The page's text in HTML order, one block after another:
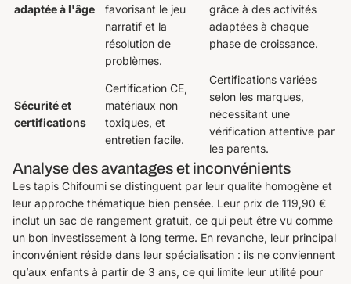
adaptée à l'âge
favorisant le jeu
narratif et la
résolution de
problèmes.
grâce à des activités
adaptées à chaque
phase de croissance.
Sécurité et
certifications
Certification CE,
matériaux non
toxiques, et
entretien facile.
Certifications variées
selon les marques,
nécessitant une
vérification attentive par
les parents.
Analyse des avantages et inconvénients
Les tapis Chifoumi se distinguent par leur qualité homogène et
leur approche thématique bien pensée. Leur prix de 119,90 €
inclut un sac de rangement gratuit, ce qui peut être vu comme
un bon investissement à long terme. En revanche, leur principal
inconvénient réside dans leur spécialisation : ils ne conviennent
qu’aux enfants à partir de 3 ans, ce qui limite leur utilité pour